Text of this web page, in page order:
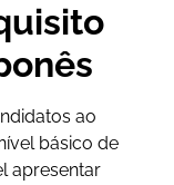
ao
básico de
apresentar